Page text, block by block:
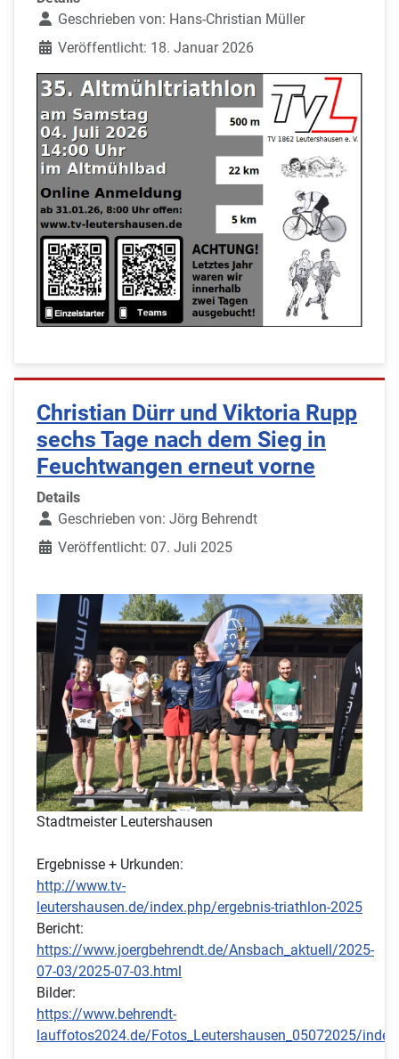
Geschrieben von: Hans-Christian Müller
Veröffentlicht: 18. Januar 2026
Christian Dürr und Viktoria Rupp
sechs Tage nach dem Sieg in
Feuchtwangen erneut vorne
Details
Geschrieben von: Jörg Behrendt
Veröffentlicht: 07. Juli 2025
Stadtmeister Leutershausen
Ergebnisse + Urkunden:
http://www.tv-
leutershausen.de/index.php/ergebnis-triathlon-2025
Bericht:
https://www.joergbehrendt.de/Ansbach_aktuell/2025-
07-03/2025-07-03.html
Bilder:
https://www.behrendt-
lauffotos2024.de/Fotos_Leutershausen_05072025/